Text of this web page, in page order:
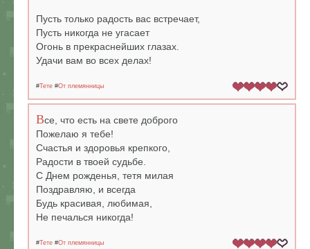
Пусть только радость вас встречает,
Пусть никогда не угасает
Огонь в прекраснейших глазах.
Удачи вам во всех делах!
#Тете #От племянницы
Все, что есть на свете доброго
Пожелаю я тебе!
Счастья и здоровья крепкого,
Радости в твоей судьбе.
С Днем рожденья, тетя милая
Поздравляю, и всегда
Будь красивая, любимая,
Не печалься никогда!
#Тете #От племянницы